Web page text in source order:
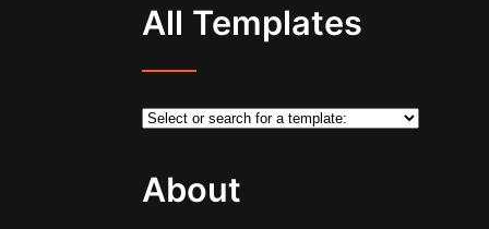
All Templates
About